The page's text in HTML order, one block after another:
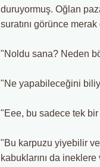
duruyormuş. Oğlan
suratını görünce merak
"Noldu sana? Neden
"Ne yapabileceğini
"Eee, bu sadece tek bir
"Bu karpuzu yiyebilir
kabuklarını da